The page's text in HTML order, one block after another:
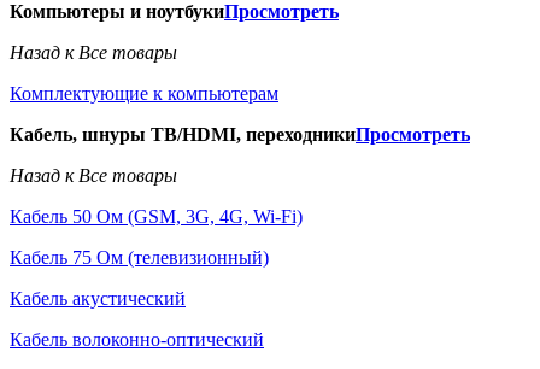
Компьютеры и ноутбукиПросмотреть
Назад к Все товары
Комплектующие к компьютерам
Кабель, шнуры ТВ/HDMI, переходникиПросмотреть
Назад к Все товары
Кабель 50 Ом (GSM, 3G, 4G, Wi-Fi)
Кабель 75 Ом (телевизионный)
Кабель акустический
Кабель волоконно-оптический